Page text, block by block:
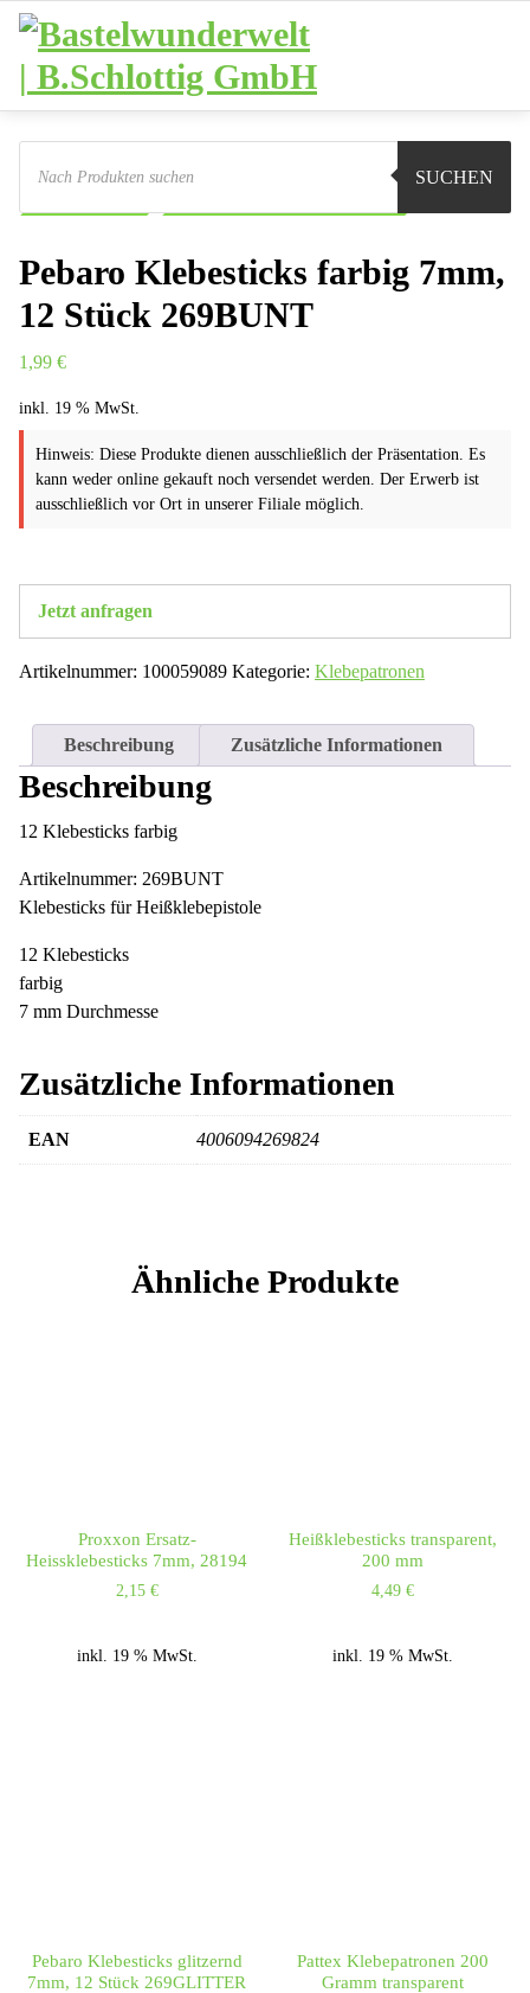
Zum
Inhalt
springen
Products
search
SUCHEN
Sie sind hier:
Klebstoffe
Pebaro Klebesticks farbig 7mm,
12 Stück 269BUNT
1,99 €
inkl. 19 % MwSt.
Hinweis: Diese Produkte dienen ausschließlich der Präsentation. Es
kann weder online gekauft noch versendet werden. Der Erwerb ist
ausschließlich vor Ort in unserer Filiale möglich.
Jetzt anfragen
Artikelnummer: 100059089 Kategorie: Klebepatronen
Beschreibung Zusätzliche Informationen
Beschreibung
12 Klebesticks farbig
Artikelnummer: 269BUNT
Klebesticks für Heißklebepistole
12 Klebesticks
farbig
7 mm Durchmesse
Zusätzliche Informationen
EAN 4006094269824
Ähnliche Produkte
Proxxon Ersatz-
Heissklebesticks 7mm, 28194
2,15 €
inkl. 19 % MwSt.
Heißklebesticks transparent,
200 mm
4,49€
inkl. 19 % MwSt.
Pebaro Klebesticks glitzernd
7mm, 12 Stück 269GLITTER
Pattex Klebepatronen 200
Gramm transparent